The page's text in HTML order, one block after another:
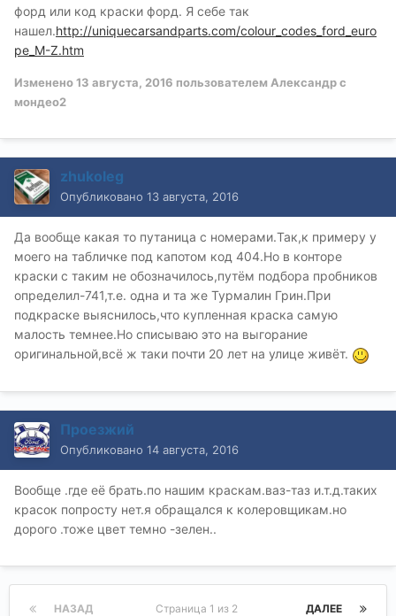
форд или код краски форд. Я себе так
нашел.http://uniquecarsandparts.com/colour_codes_ford_euro
pe_M-Z.htm
Изменено13 августа, 2016 пользователем Александр с
мондео2
zhukoleg
Опубликовано 13 августа, 2016
Да вообще какая то путаница с номерами.Так,к примеру у
моего на табличке под капотом код 404.Но в конторе
краски с таким не обозначилось,путём подбора пробников
определил-741,т.е. одна и та же Турмалин Грин.При
подкраске выяснилось,что купленная краска самую
малость темнее.Но списываю это на выгорание
оригинальной,всё ж таки почти 20 лет на улице живёт.
Проезжий
Опубликовано 14 августа, 2016
Вообще .где её брать.по нашим краскам.ваз-таз и.т.д.таких
красок попросту нет.я обращался к колеровщикам.но
дорого .тоже цвет темно -зелен..
НАЗАД ДАЛЕЕ
Страница 1 из 2